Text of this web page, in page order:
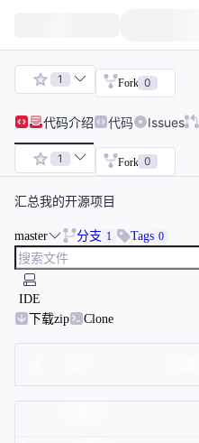
1 Fork 0
代码介绍 代码 Issues
1 Fork 0
汇总我的开源项目
master 分支 1 Tags 0
IDE
下载zip
Clone